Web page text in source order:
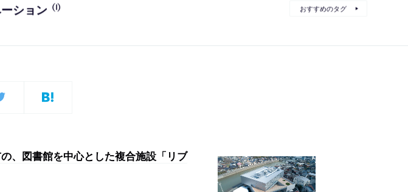
ション (1) おすすめのタグ
、図書館を中心とした複合施設「リブ